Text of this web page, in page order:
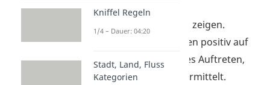
um Offenheit und
Selbstsicherheit zu zeigen.
Menschen reagieren positiv auf
ein selbstbewusstes Auftreten,
da es Vertrauen vermittelt.
Kniffel Regeln
1/4 – Dauer: 04:20
Stadt, Land, Fluss
Kategorien